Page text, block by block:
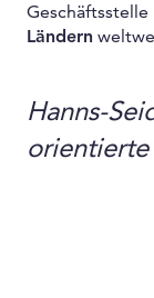
Geschäftsstelle
Ländern
Hanns-